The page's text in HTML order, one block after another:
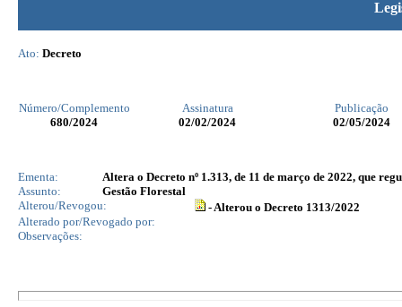
Ato: Decreto
Número/Complemento Assinatura
Publicação
680/2024 02/02/2024 02/05/2024
Ementa:
Altera o Decreto nº 1.313, de 11 de março de 2022, que
Assunto:
Gestão Florestal
Alterou/Revogou:
- Alterou o Decreto 1313/2022
Alterado por/Revogado por:
Observações: